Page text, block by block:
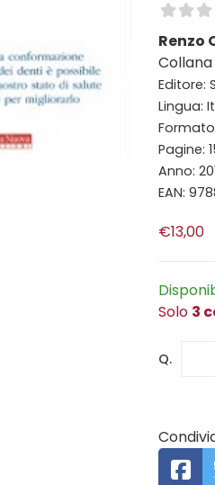
Renzo
Editore:
Lingua:
Formato:
Pagine:
Anno:
EAN:
€13,00
Solo 3
Q.